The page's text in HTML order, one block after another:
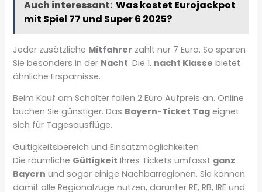
Auch interessant: Was kostet Eurojackpot
mit Spiel 77 und Super 6 2025?
Jeder zusätzliche Mitfahrer zahlt nur 7 Euro. So sparen
Sie besonders in der Nacht. Die 1. nacht Klasse bietet
ähnliche Ersparnisse.
Beim Kauf am Schalter fallen 2 Euro Aufpreis an. Online
buchen Sie günstiger. Das Bayern-Ticket Tag eignet
sich für Tagesausflüge.
Gültigkeitsbereich und Einsatzmöglichkeiten
Die räumliche Gültigkeit Ihres Tickets umfasst ganz
Bayern und sogar einige Nachbarregionen. Sie können
damit alle Regionalzüge nutzen, darunter RE, RB, IRE und